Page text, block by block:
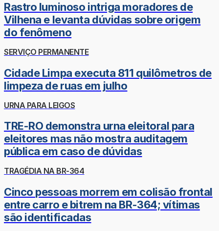
Rastro luminoso intriga moradores de
Vilhena e levanta dúvidas sobre origem
do fenômeno
SERVIÇO PERMANENTE
Cidade Limpa executa 811 quilômetros de
limpeza de ruas em julho
URNA PARA LEIGOS
TRE-RO demonstra urna eleitoral para
eleitores mas não mostra auditagem
pública em caso de dúvidas
TRAGÉDIA NA BR-364
Cinco pessoas morrem em colisão frontal
entre carro e bitrem na BR-364; vítimas
são identificadas